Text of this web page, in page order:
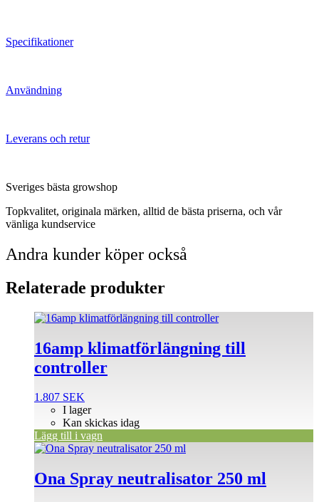
Specifikationer
Användning
Leverans och retur
Sveriges bästa growshop
Topkvalitet, originala märken, alltid de bästa priserna, och vår
vänliga kundservice
Andra kunder köper också
Relaterade produkter
16amp klimatförlängning till
controller
1.807 SEK
I lager
Kan skickas idag
Lägg till i vagn
Ona Spray neutralisator 250 ml